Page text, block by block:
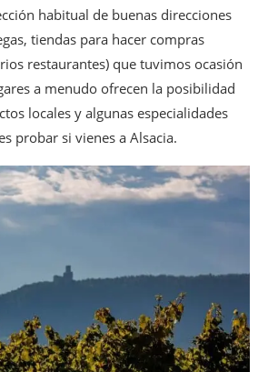
habitual de buenas direcciones
tiendas para hacer compras
restaurantes) que tuvimos ocasión
a menudo ofrecen la posibilidad
locales y algunas especialidades
probar si vienes a Alsacia.